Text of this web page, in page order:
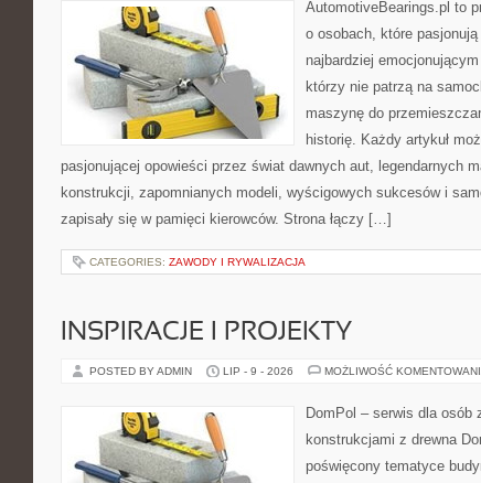
AutomotiveBearings.pl to
o osobach, które
najbardziej
którzy nie patrzą na
maszynę do
historię. Każdy artykuł
pasjonującej opowieści przez świat dawnych aut, legendarnych
konstrukcji, zapomnianych modeli, wyścigowych sukcesów i
zapisały się w pamięci kierowców. Strona łączy […]
CATEGORIES: ZAWODY I RYWALIZACJA
INSPIRACJE I PROJEKTY
POSTED BY ADMIN LIP - 9 - 2026 MOŻLIWOŚĆ
DomPol – serwis dla osób
konstrukcjami z drewna
poświęcony tematyce